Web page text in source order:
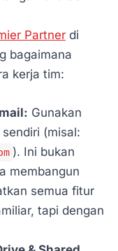
Partner di
bagaimana
kerja tim:
Gunakan
(misal:
). Ini bukan
membangun
semua fitur
tapi dengan